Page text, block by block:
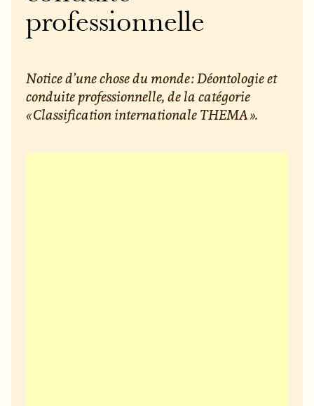
professionnelle
Notice d’une chose du monde : Déontologie et
conduite professionnelle, de la catégorie
« Classification internationale THEMA ».